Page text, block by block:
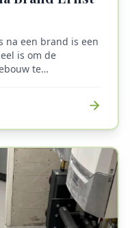
na een brand is een
is om de
te
door thermische
volgens de